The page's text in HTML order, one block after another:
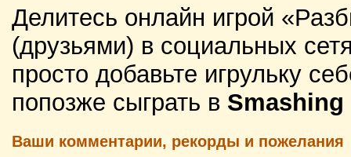
Делитесь онлайн игрой
(друзьями) в социальных
просто добавьте игрульку
попозже сыграть в Smashing
Ваши комментарии, рекорды и пожелания